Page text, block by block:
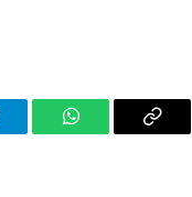
WhatsAppCopy